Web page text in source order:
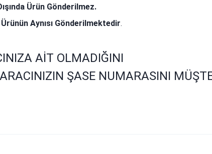
Ürün Gönderilmez.
Aynısı Gönderilmektedir.
AİT OLMADIĞINI
ŞASE NUMARASINI